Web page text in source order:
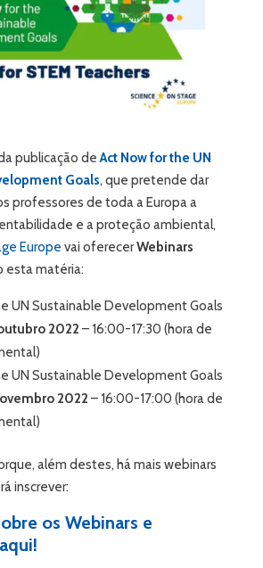
publicação deAct Now for the UN
Goals, que pretende dar
professores de toda a Europa a
e a proteção ambiental,
Europe vai oferecerWebinars
esta matéria:
UN Sustainable Development Goals
2022 – 16:00-17:30 (hora de
UN Sustainable Development Goals
2022 – 16:00-17:00 (hora de
além destes, há mais webinars
inscrever:
os Webinars e
aqui!